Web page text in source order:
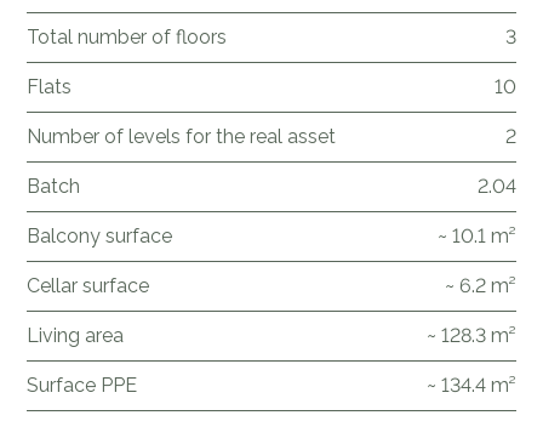
Total number of floors 3
Flats 10
Number of levels for the real asset 2
Batch 2.04
Balcony surface ~ 10.1 m²
Cellar surface ~ 6.2 m²
Living area ~ 128.3 m²
Surface PPE ~ 134.4 m²